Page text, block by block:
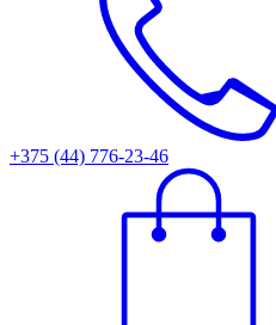
+375 (44) 776-23-46